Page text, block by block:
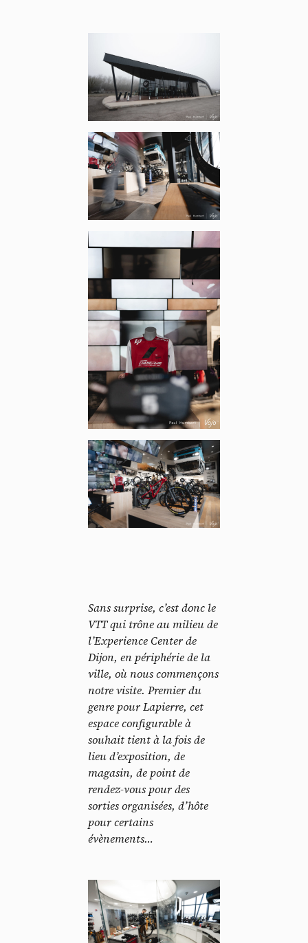
Sans surprise, c’est donc le
VTT qui trône au milieu de
l’Experience Center de
Dijon, en périphérie de la
ville, où nous commençons
notre visite. Premier du
genre pour Lapierre, cet
espace configurable à
souhait tient à la fois de
lieu d’exposition, de
magasin, de point de
rendez-vous pour des
sorties organisées, d’hôte
pour certains
évènements…